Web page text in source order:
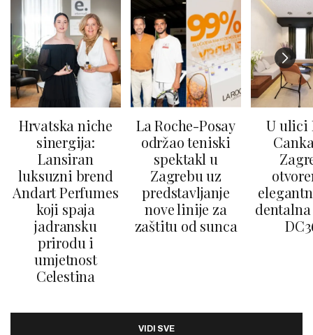
Hrvatska niche
sinergija:
Lansiran
luksuzni brend
Andart Perfumes
koji spaja
jadransku
prirodu i
umjetnost
Celestina
La Roche-Posay
održao teniski
spektakl u
Zagrebu uz
predstavljanje
nove linije za
zaštitu od sunca
U ulici
VIDI SVE